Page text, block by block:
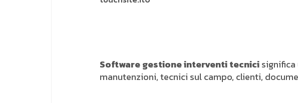
Software gestione interventi tecnici
manutenzioni, tecnici sul campo, clienti,